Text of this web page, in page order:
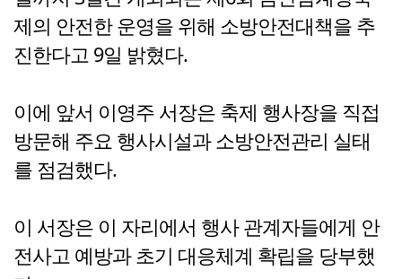
제의 안전한 운영을 위해 소방안전대책을 추
진한다고 9일 밝혔다.
이에 앞서 이영주 서장은 축제 행사장을 직접
방문해 주요 행사시설과 소방안전관리 실태
를 점검했다.
이 서장은 이 자리에서 행사 관계자들에게 안
전사고 예방과 초기 대응체계 확립을 당부했